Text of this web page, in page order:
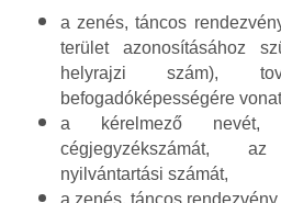
a zenés, táncos
terület azonosításához
helyrajzi szám),
befogadóképességére
a kérelmező nevét,
cégjegyzékszámát,
nyilvántartási számát,
a zenés, táncos